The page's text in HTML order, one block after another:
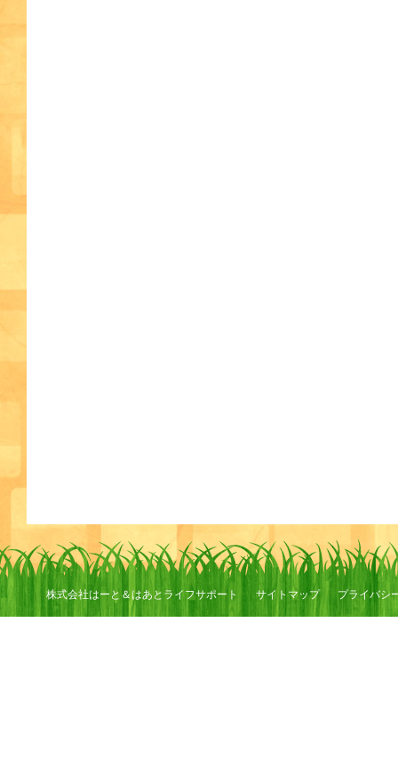
株式会社はーと＆はあとライフサポート サイトマップ プライバシ